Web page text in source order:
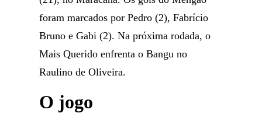
foram marcados por Pedro (2), Fabrício
Bruno e Gabi (2). Na próxima rodada, o
Mais Querido enfrenta o Bangu no
Raulino de Oliveira.
O jogo